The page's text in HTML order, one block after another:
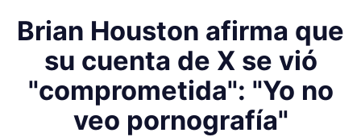
Brian Houston afirma que
su cuenta de X se vió
"comprometida": "Yo no
veo pornografía"